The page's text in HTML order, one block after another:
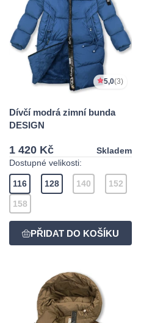
5,0(3)
Dívčí modrá zimní bunda
DESIGN
1 420 Kč
Skladem
Dostupné velikosti:
116 128 140 152
158